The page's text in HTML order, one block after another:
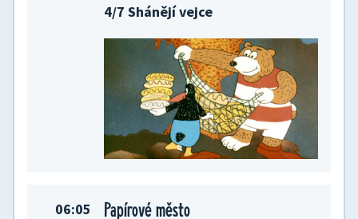
4/7 Shánějí vejce
06:05 Papírové město